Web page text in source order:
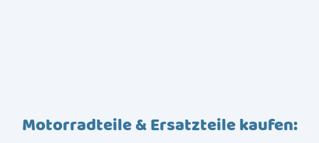
Motorradteile & Ersatzteile kaufen: